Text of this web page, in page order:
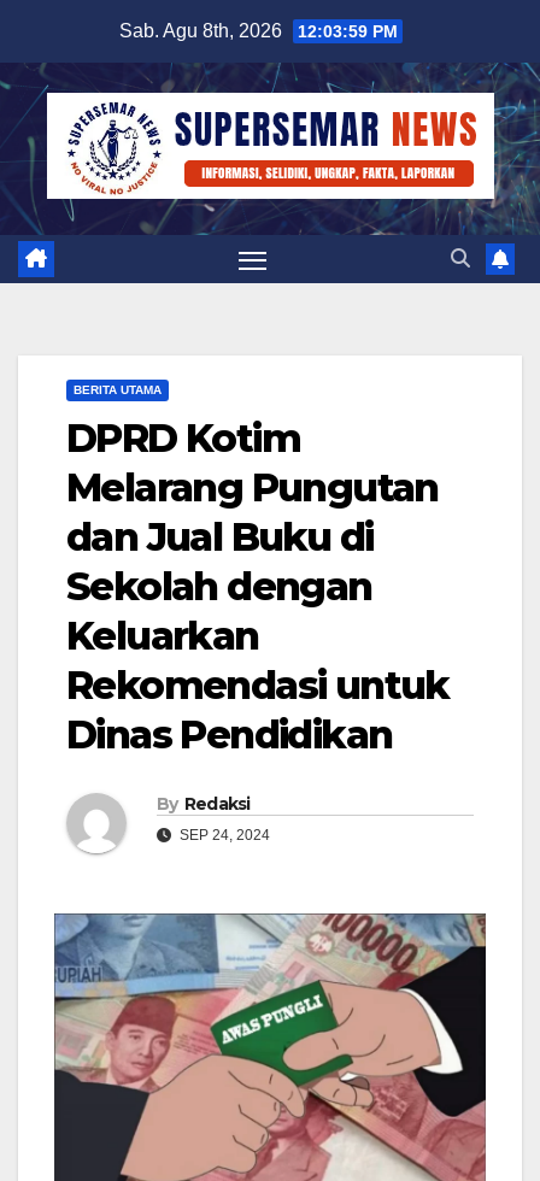
content
Sab. Agu 8th, 2026 12:04:00 PM
BERITA UTAMA
DPRD Kotim
Melarang Pungutan
dan Jual Buku di
Sekolah dengan
Keluarkan
Rekomendasi untuk
Dinas Pendidikan
By Redaksi
SEP 24, 2024